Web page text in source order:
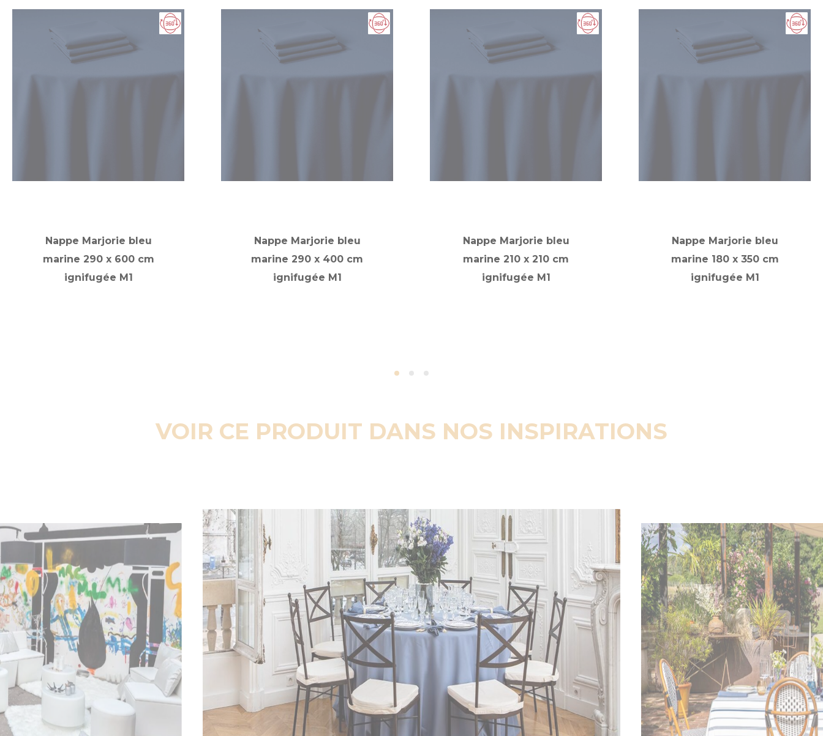
Nappe Marjorie bleu
marine 290 x 600 cm
ignifugée M1
Nappe Marjorie bleu
marine 290 x 400 cm
ignifugée M1
Nappe Marjorie bleu
marine 210 x 210 cm
ignifugée M1
Nappe Marjorie bleu
marine 180 x 350 cm
ignifugée M1
VOIR CE PRODUIT DANS NOS INSPIRATIONS